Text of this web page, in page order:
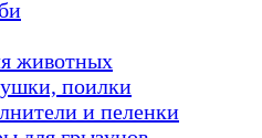
животных
поилки
и пеленки